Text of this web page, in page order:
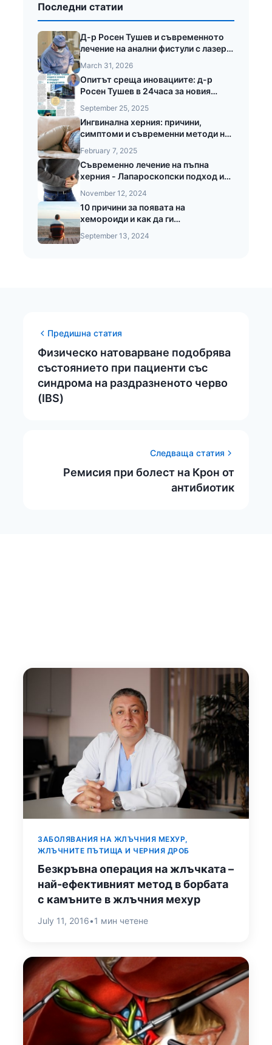
Последни статии
Д-р Росен Тушев и съвременното
лечение на анални фистули с лазер
March 31, 2026
Опитът среща иновациите: д-р
Росен Тушев в 24часа за новия
September 25, 2025
Ингвинална херния: причини,
симптоми и съвременни методи на
February 7, 2025
Съвременно лечение на пъпна
херния - Лапароскопски подход и
операция на пъпната херния
November 12, 2024
10 причини за появата на
хемороиди и как да ги
September 13, 2024
Предишна статия
Физическо натоварване подобрява
състоянието при пациенти със
синдрома на раздразненото черво
(IBS)
Следваща статия
Ремисия при болест на Крон от
антибиотик
ЗАБОЛЯВАНИЯ НА ЖЛЪЧНИЯ МЕХУР,
ЖЛЪЧНИТЕ ПЪТИЩА И ЧЕРНИЯ ДРОБ
Безкръвна операция на жлъчката –
най-ефективният метод в борбата
с камъните в жлъчния мехур
July 11, 2016•1 мин четене